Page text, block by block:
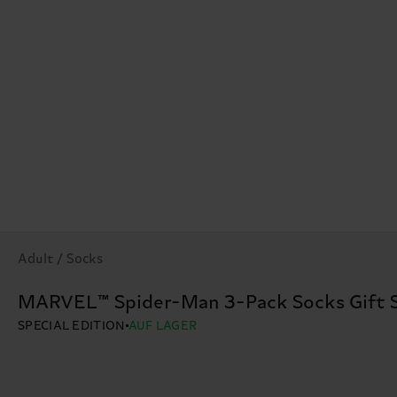
Adult / Socks
MARVEL™ Spider-Man 3-Pack Socks Gift
SPECIAL EDITION AUF LAGER